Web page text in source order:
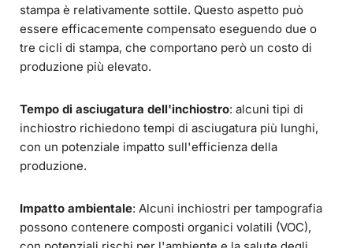
stampa è relativamente sottile. Questo aspetto può
essere efficacemente compensato eseguendo due o
tre cicli di stampa, che comportano però un costo di
produzione più elevato.
Tempo di asciugatura dell'inchiostro: alcuni tipi di
inchiostro richiedono tempi di asciugatura più lunghi,
con un potenziale impatto sull'efficienza della
produzione.
Impatto ambientale: Alcuni inchiostri per tampografia
possono contenere composti organici volatili (VOC),